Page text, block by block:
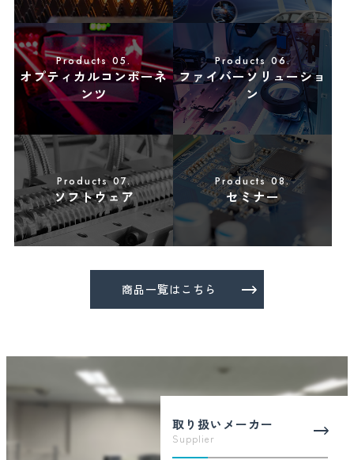
2025.03.14 新製品
産業用イベントベースカメラ リリースのお知らせ
2025.03.13 イベント
JSAP EXPO Spring 2025（第72回応用物理学会春季学術講
演会）出展のお知らせ
2025.02.05 お知らせ
【年度内納品OK】IDSカメラスペシャルプライスページ更
Wasatch Photonics ラマン XS Seriesのお知らせ
2024.12.27 新製品
Products 05.
オプティカルコンポーネ
ンツ
Products 06.
ファイバーソリューショ
ン
Products 07.
ソフトウェア
Products 08.
セミナー
商品一覧はこちら
取り扱いメーカー
Supplier